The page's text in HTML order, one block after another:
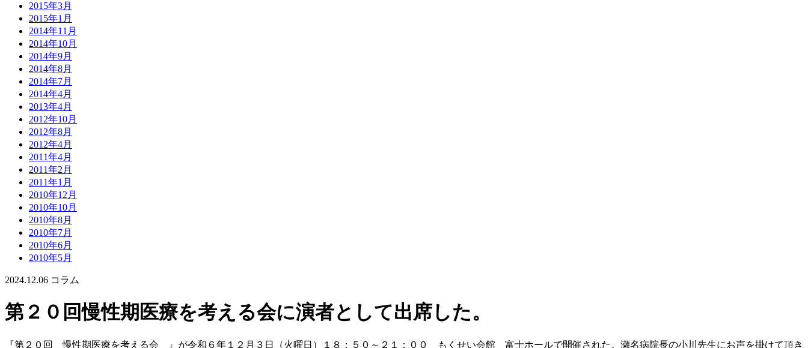
2015年3月
2015年1月
2014年11月
2014年10月
2014年9月
2014年8月
2014年7月
2014年4月
2013年4月
2012年10月
2012年8月
2012年4月
2011年4月
2011年2月
2011年1月
2010年12月
2010年10月
2010年8月
2010年7月
2010年6月
2010年5月
2024.12.06 コラム
第２０回慢性期医療を考える会に演者として出席した。
『第２０回 慢性期医療を考える会 』が令和６年１２月３日（火曜日）１８：５０～２１：００ もくせい会館 富士ホールで開催された。瀬名病院長の小川先生にお声を掛けて頂き